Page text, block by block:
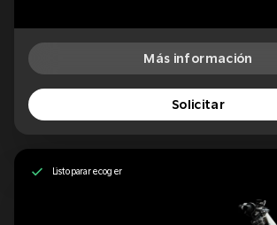
Más información
Solicitar
Listo para recoger